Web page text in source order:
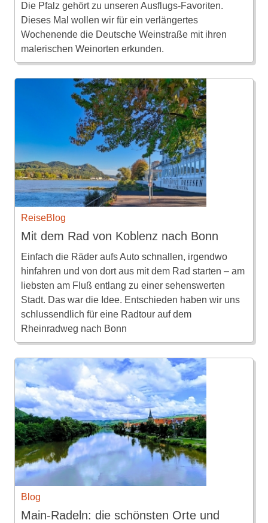
Die Pfalz gehört zu unseren Ausflugs-Favoriten.
Dieses Mal wollen wir für ein verlängertes
Wochenende die Deutsche Weinstraße mit ihren
malerischen Weinorten erkunden.
ReiseBlog
Mit dem Rad von Koblenz nach Bonn
Einfach die Räder aufs Auto schnallen, irgendwo
hinfahren und von dort aus mit dem Rad starten – am
liebsten am Fluß entlang zu einer sehenswerten
Stadt. Das war die Idee. Entschieden haben wir uns
schlussendlich für eine Radtour auf dem
Rheinradweg nach Bonn
Blog
Main-Radeln: die schönsten Orte und